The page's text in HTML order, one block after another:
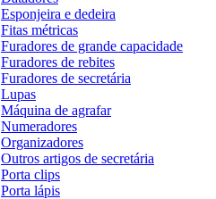
Esponjeira e dedeira
Fitas métricas
Furadores de grande capacidade
Furadores de rebites
Furadores de secretária
Lupas
Máquina de agrafar
Numeradores
Organizadores
Outros artigos de secretária
Porta clips
Porta lápis